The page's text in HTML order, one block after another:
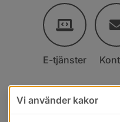
E-tjänster
Vi använder kakor